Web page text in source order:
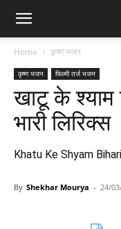
Bhajan
Lyrics
Home कृष्ण भजन
कृष्ण भजन फिल्मी तर्ज भजन
खाटू के श्याम
भारी लिरिक्स
Khatu Ke Shyam
By Shekhar Mourya - 24/